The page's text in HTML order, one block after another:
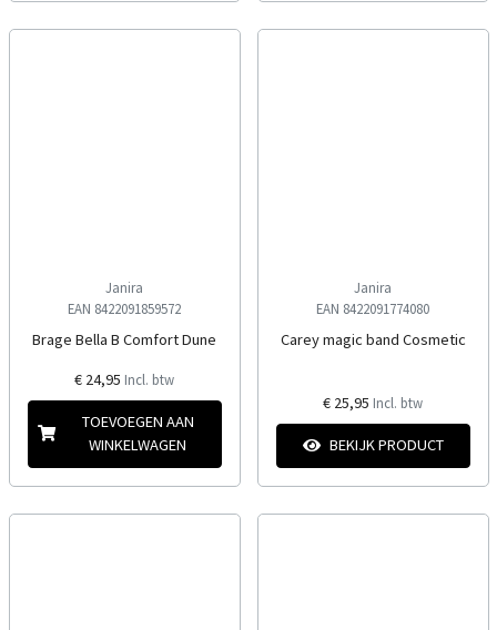
Janira
EAN 8422091859572
Brage Bella B Comfort Dune
€ 24,95 Incl. btw
TOEVOEGEN AAN
WINKELWAGEN
Janira
EAN 8422091774080
Carey magic band Cosmetic
€ 25,95 Incl. btw
BEKIJK PRODUCT